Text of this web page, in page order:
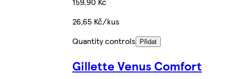
26,65 Kč/kus
Quantity controls
Přidat
Gillette Venus Comfort